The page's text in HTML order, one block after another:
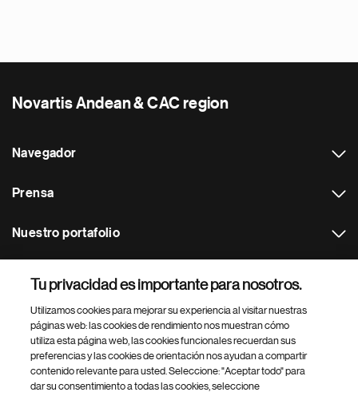
Novartis Andean & CAC region
Navegador
Prensa
Nuestro portafolio
Footer Site Search
Tu privacidad es importante para nosotros.
Utilizamos cookies para mejorar su experiencia al visitar nuestras
páginas web: las cookies de rendimiento nos muestran cómo
utiliza esta página web, las cookies funcionales recuerdan sus
preferencias y las cookies de orientación nos ayudan a compartir
contenido relevante para usted. Seleccione: "Aceptar todo" para
dar su consentimiento a todas las cookies, seleccione